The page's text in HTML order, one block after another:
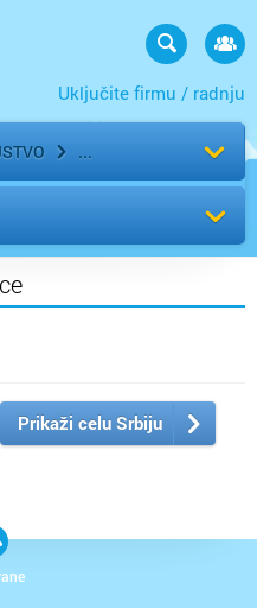
Uključite firmu / radnju
Prikaži celu Srbiju